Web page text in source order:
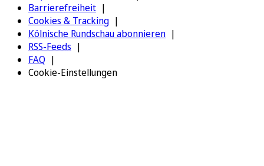
Barrierefreiheit
Cookies & Tracking
Kölnische Rundschau abonnieren
RSS-Feeds
FAQ
Cookie-Einstellungen